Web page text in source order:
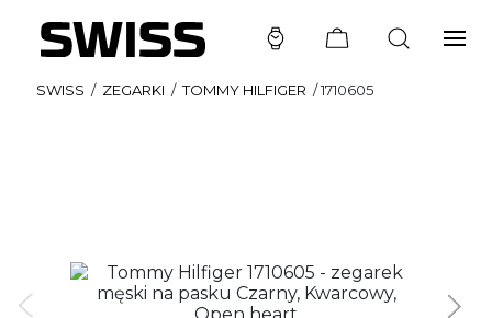
SWISS / ZEGARKI / TOMMY HILFIGER /1710605